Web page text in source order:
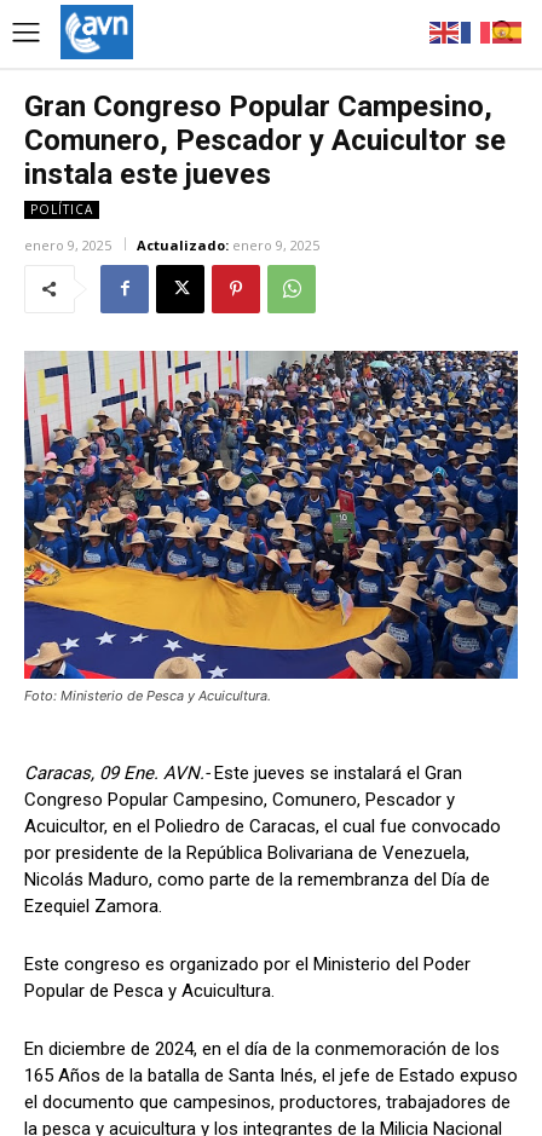
Gran Congreso Popular Campesino,
Comunero, Pescador y Acuicultor se
instala este jueves
POLÍTICA
enero 9, 2025 Actualizado: enero 9, 2025
Foto: Ministerio de Pesca y Acuicultura.
Caracas, 09 Ene. AVN.- Este jueves se instalará el Gran
Congreso Popular Campesino, Comunero, Pescador y
Acuicultor, en el Poliedro de Caracas, el cual fue convocado
por presidente de la República Bolivariana de Venezuela,
Nicolás Maduro, como parte de la remembranza del Día de
Ezequiel Zamora.
Este congreso es organizado por el Ministerio del Poder
Popular de Pesca y Acuicultura.
En diciembre de 2024, en el día de la conmemoración de los
165 Años de la batalla de Santa Inés, el jefe de Estado expuso
el documento que campesinos, productores, trabajadores de
la pesca y acuicultura y los integrantes de la Milicia Nacional